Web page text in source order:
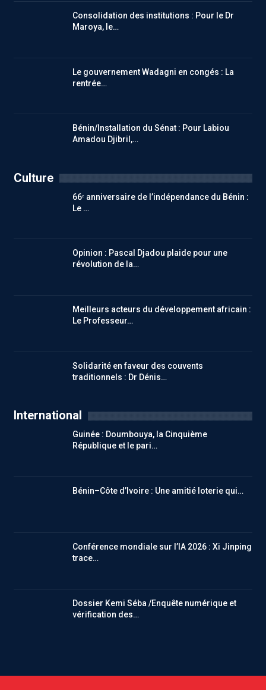
Consolidation des institutions : Pour le Dr
Maroya, le…
Le gouvernement Wadagni en congés : La
rentrée…
Bénin/Installation du Sénat : Pour Labiou
Amadou Djibril,…
Culture
66ᵉ anniversaire de l’indépendance du Bénin :
Le …
Opinion : Pascal Djadou plaide pour une
révolution de la…
Meilleurs acteurs du développement africain :
Le Professeur…
Solidarité en faveur des couvents
traditionnels : Dr Dénis…
International
Guinée : Doumbouya, la Cinquième
République et le pari…
Bénin–Côte d’Ivoire : Une amitié loterie qui…
Conférence mondiale sur l’IA 2026 : Xi Jinping
trace…
Dossier Kemi Séba /Enquête numérique et
vérification des…